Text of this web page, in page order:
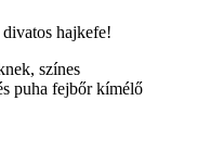
hajkefe!
színes
puha fejbőr kímélő